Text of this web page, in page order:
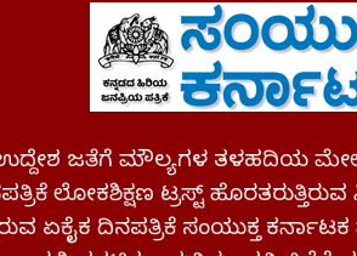
ಉದ್ದೇಶ ಜತೆಗೆ ಮೌಲ್ಯಗಳ ತಳಹದಿಯ
ಲೋಕಶಿಕ್ಷಣ ಟ್ರಸ್ಟ್
ಏಕೈಕ ದಿನಪತ್ರಿಕೆ ಸಂಯುಕ್ತ